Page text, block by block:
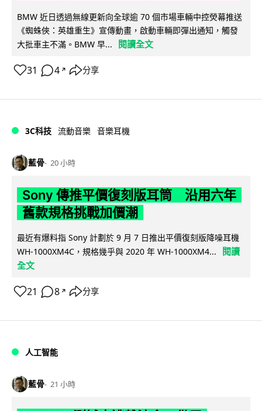
BMW 近日透過無線更新向全球逾 70 個市場車輛中控熒幕推送
《蜘蛛俠：英雄重生》宣傳動畫，啟動車輛即彈出通知，觸發
大批車主不滿。BMW 早...
閱讀全文
31 4 ↗ 分享
3C科技 流動音樂 音樂耳機
藍骨 20 小時
Sony 傳推平價復刻版耳筒 沿用六年
舊款規格挑戰加價潮
最近有爆料指 Sony 計劃於 9 月 7 日推出平價復刻版降噪耳機
WH-1000XM4C，規格幾乎與 2020 年 WH-1000XM4...
閱讀
全文
21 8 ↗ 分享
人工智能
藍骨 21 小時